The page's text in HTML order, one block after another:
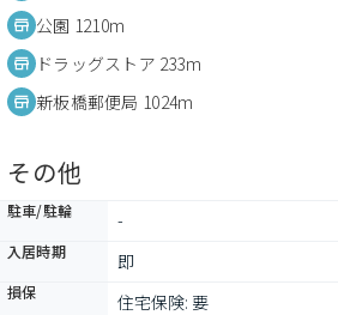
公園 1210m
ドラッグストア 233m
新板橋郵便局 1024m
その他
駐車/駐輪 -
入居時期 即
損保 住宅保険: 要